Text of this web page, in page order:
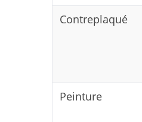
Contreplaqué
Peinture
S
e